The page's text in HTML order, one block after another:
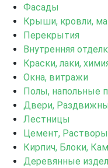
Фасады
Крыши, кровли,
Перекрытия
Внутренняя
Краски, лаки,
Окна, витражи
Полы, напольные
Двери,
Лестницы
Цемент,
Кирпич, Блоки,
Деревянные